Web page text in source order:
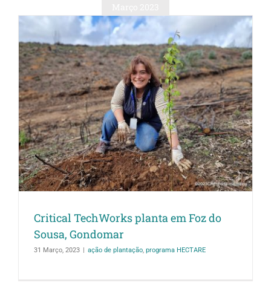
Critical TechWorks planta em Foz do
Sousa, Gondomar
31 Março, 2023 | ação de plantação, programa HECTARE